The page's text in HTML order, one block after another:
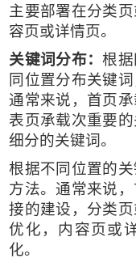
主要部署在分类
容页或详情页。
关键词分布：根
同位置分布关键
通常来说，首页
表页承载次重要
细分的关键词。
根据不同位置的
方法。通常来说
接的建设，分类
优化，内容页或
化。